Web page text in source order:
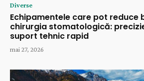
Diverse
Echipamentele care pot reduce
chirurgia stomatologică:
suport tehnic rapid
mai 27, 2026